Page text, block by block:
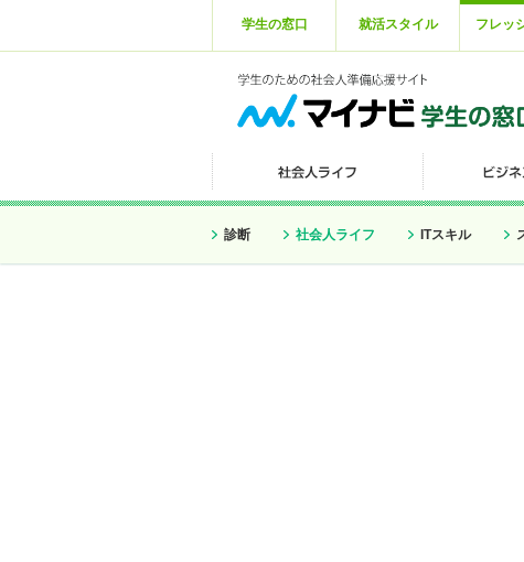
学生の窓口 就活スタイル フレッ
診断 社会人ライフ ITスキル